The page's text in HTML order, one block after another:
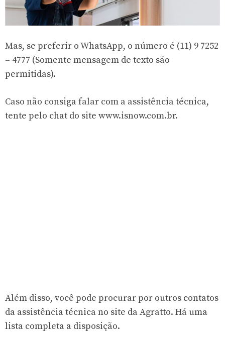
Mas, se preferir o WhatsApp, o número é (11) 9 7252
– 4777 (Somente mensagem de texto são
permitidas).
Caso não consiga falar com a assistência técnica,
tente pelo chat do site www.isnow.com.br.
Além disso, você pode procurar por outros contatos
da assistência técnica no site da Agratto. Há uma
lista completa a disposição.